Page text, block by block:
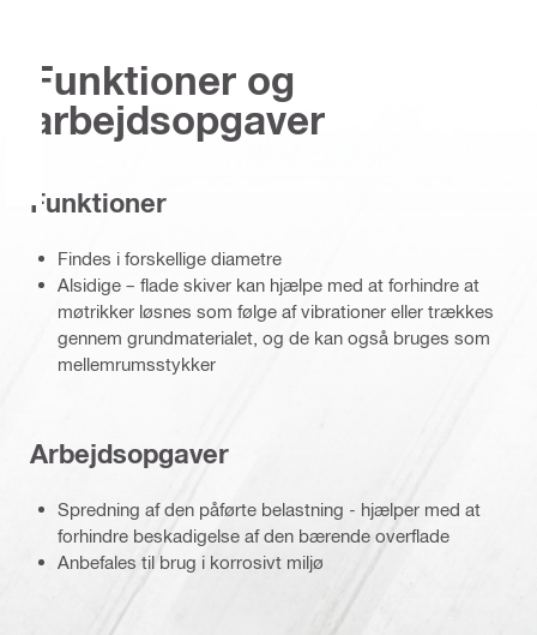
Funktioner og
arbejdsopgaver
Funktioner
Findes i forskellige diametre
Alsidige – flade skiver kan hjælpe med at forhindre at
møtrikker løsnes som følge af vibrationer eller trækkes
gennem grundmaterialet, og de kan også bruges som
mellemrumsstykker
Arbejdsopgaver
Spredning af den påførte belastning - hjælper med at
forhindre beskadigelse af den bærende overflade
Anbefales til brug i korrosivt miljø